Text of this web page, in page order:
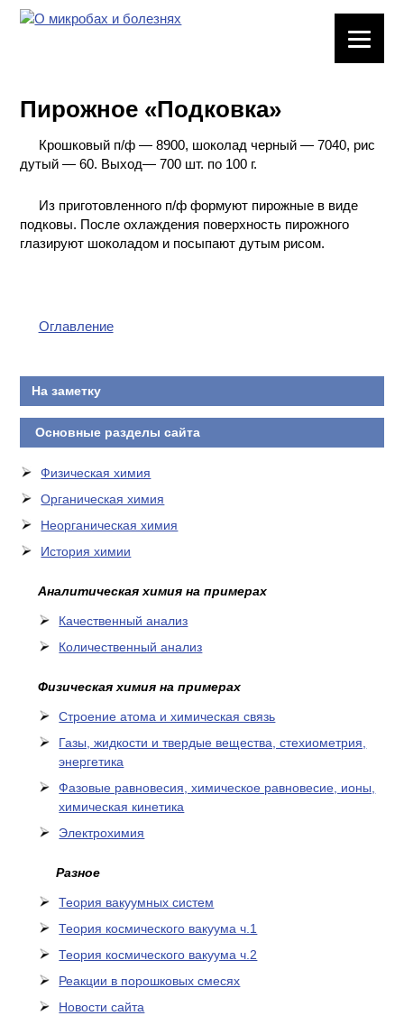
ХИМИЧЕСКАЯ
МЕТОДЫ
ХИМИЯ НА
ТЕХНОЛОГИЯ
Пирожное «Подковка»
Крошковый п/ф — 8900, шоколад черный — 7040, рис
дутый — 60. Выход— 700 шт. по 100 г.
Из приготовленного п/ф формуют пирожные в виде
подковы. После охлаждения поверхность пирожного
глазируют шоколадом и посыпают дутым рисом.
Оглавление
На заметку
Основные разделы сайта
Физическая химия
Органическая химия
Неорганическая химия
История химии
Аналитическая химия на примерах
Качественный анализ
Количественный анализ
Физическая химия на примерах
Cтроение атома и химическая связь
Газы, жидкости и твердые вещества, стехиометрия,
энергетика
Фазовые равновесия, химическое равновесие, ионы,
химическая кинетика
Электрохимия
Разное
Теория вакуумных систем
Теория космического вакуума ч.1
Теория космического вакуума ч.2
Реакции в порошковых смесях
Новости сайта